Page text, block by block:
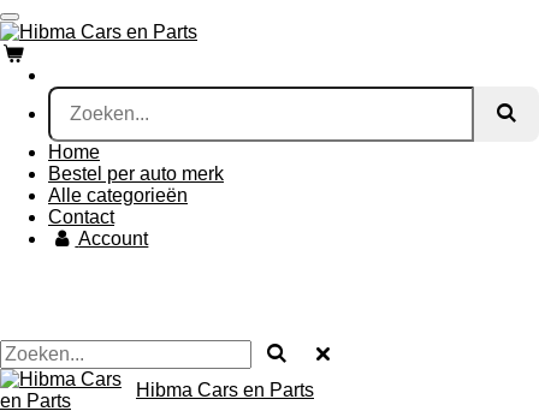
Ga
direct
naar
de
hoofdinhoud
Home
Bestel per auto merk
Alle categorieën
Contact
Account
Hibma Cars en Parts